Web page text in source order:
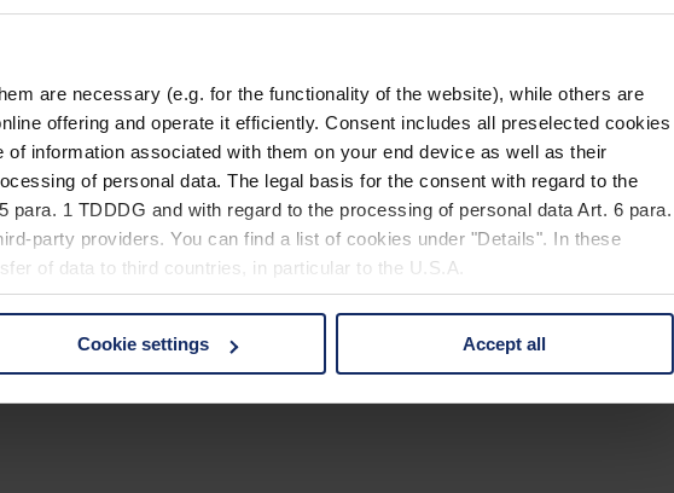
are necessary (e.g. for the functionality of the website), while others are
offering and operate it efficiently. Consent includes all preselected cookies
information associated with them on your end device as well as their
of personal data. The legal basis for the consent with regard to the
para. 1 TDDDG and with regard to the processing of personal data Art. 6 para.
party providers. You can find a list of cookies under "Details". In these
of data to third countries, in particular to the U.S.A.
cookies by clicking on the "Accept all" button or change your mind by clicking
Cookie settings Accept all